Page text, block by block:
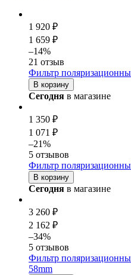
1 920 ₽
1 659 ₽
–14%
21 отзыв
Фильтр
В корзину
Сегодня в магазине
1 350 ₽
1 071 ₽
–21%
5 отзывов
Фильтр
В корзину
Сегодня в магазине
3 260 ₽
2 162 ₽
–34%
5 отзывов
Фильтр
58mm